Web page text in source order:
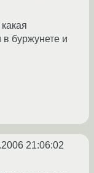
в буржунете и
21:06:02